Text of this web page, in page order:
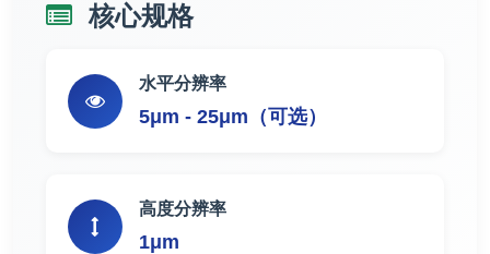
核心规格
水平分辨率
5μm - 25μm（可选）
高度分辨率
1μm